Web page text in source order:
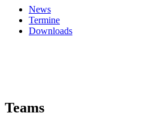
News
Termine
Downloads
Teams